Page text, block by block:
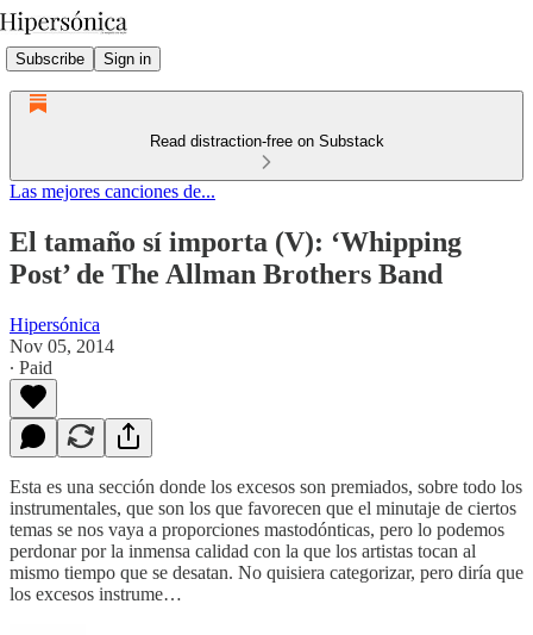
Subscribe Sign in
Read distraction-free on Substack
Las mejores canciones de...
El tamaño sí importa (V): ‘Whipping
Post’ de The Allman Brothers Band
Hipersónica
Nov 05, 2014
∙ Paid
Esta es una sección donde los excesos son premiados, sobre todo los
instrumentales, que son los que favorecen que el minutaje de ciertos
temas se nos vaya a proporciones mastodónticas, pero lo podemos
perdonar por la inmensa calidad con la que los artistas tocan al
mismo tiempo que se desatan. No quisiera categorizar, pero diría que
los excesos instrume…